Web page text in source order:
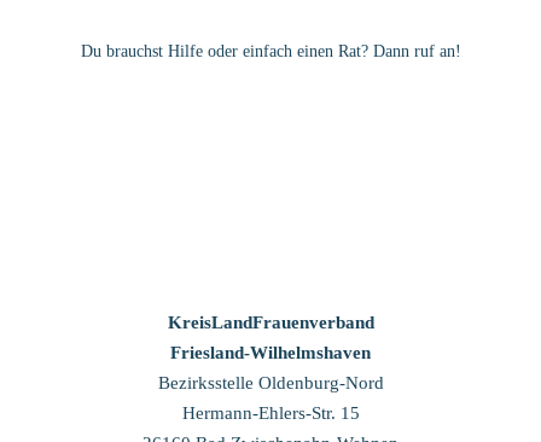
Du brauchst Hilfe oder einfach einen Rat? Dann ruf an!
KreisLandFrauenverband
Friesland-Wilhelmshaven
Bezirksstelle Oldenburg-Nord
Hermann-Ehlers-Str. 15